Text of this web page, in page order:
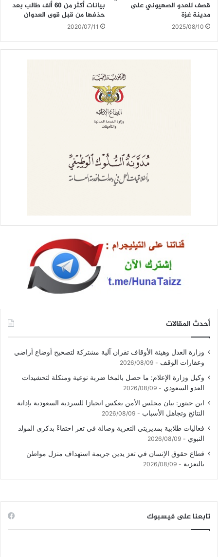
قصف للعدو الصهيوني على
مدينة غزة
2025/08/10
بيانات أكثر من 60 ألف طالب بعد
حذفها من قبل قوى العدوان
2020/07/11
أحدث المقالات
وزارة العدل وهيئة الأوقاف تقران آلية مشتركة لتصحيح أوضاع أراضي
وعقارات الوقف
2026/08/09
وكيل وزارة الإعلام: ما حصل بالمخا ضربة نوعية ومنكلة لتحشيدات
العدو السعودي
2026/08/09
ابن حبتور: بيان مجلس الأمن يعكس انحيازا للسردية السعودية بإدانة
النتائج وتجاهل الأسباب
2026/08/09
فعاليات طلابية بمديريتي التعزية وصالة في تعز احتفاءً بذكرى المولد
النبوي
2026/08/09
قطاع حقوق الإنسان في تعز يدين جريمة استهداف منزل مواطن
بالتعزية
2026/08/09
تابعنا على فيسبوك